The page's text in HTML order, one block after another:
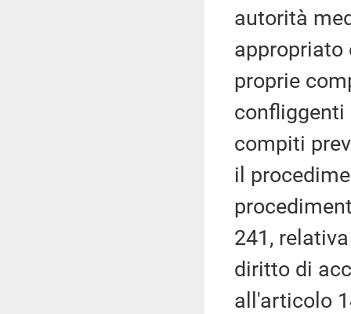
autorità
appropriato
proprie
confliggenti
compiti
il
241,
diritto di
all'articolo